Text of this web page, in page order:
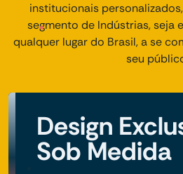
institucionais
segmento de Indústrias, seja
qualquer lugar do Brasil, a se
seu
Design
Sob Medida